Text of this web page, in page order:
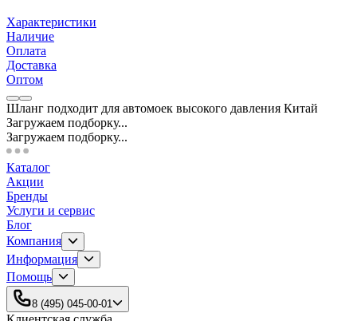
Характеристики
Наличие
Оплата
Доставка
Оптом
Шланг подходит для автомоек высокого давления Китай
Загружаем подборку...
Загружаем подборку...
Каталог
Акции
Бренды
Услуги и сервис
Блог
Компания
Информация
Помощь
8 (495) 045-00-01